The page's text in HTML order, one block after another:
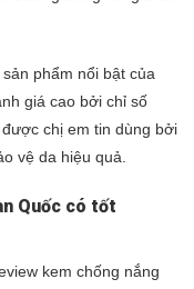
phẩm nổi bật của
giá cao bởi chỉ số
chị em tin dùng bởi
vệ da hiệu quả.
Quốc có tốt
kem chống nắng